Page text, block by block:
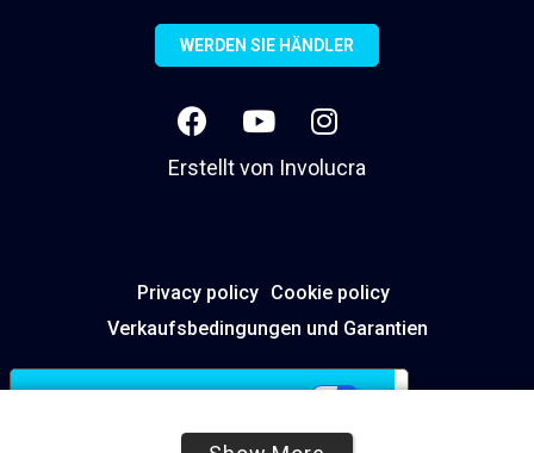
WERDEN SIE HÄNDLER
Erstellt von Involucra
Privacy policy Cookie policy
Verkaufsbedingungen und Garantien